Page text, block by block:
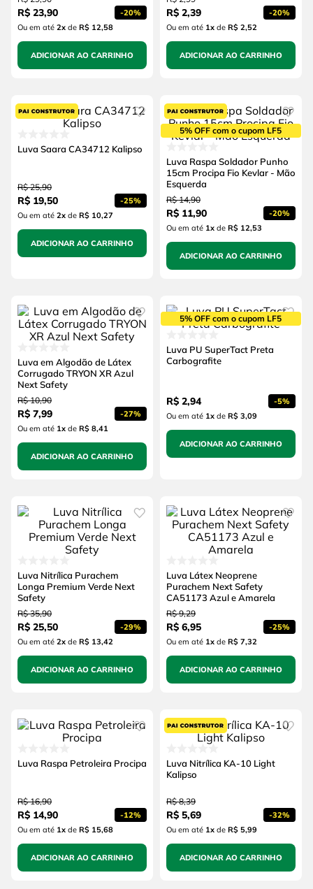
R$ 23,90 -20%
Ou em até 2xde R$ 12,58
ADICIONAR AO CARRINHO
R$ 2,39 -20%
Ou em até 1xde R$ 2,52
ADICIONAR AO CARRINHO
Luva Saara CA34712 Kalipso
R$ 25,90
R$ 19,50 -25%
Ou em até 2xde R$ 10,27
ADICIONAR AO CARRINHO
5% OFF com o cupom LF5
Luva Raspa Soldador Punho
15cm Procipa Fio Kevlar - Mão
Esquerda
R$ 14,90
R$ 11,90 -20%
Ou em até 1xde R$ 12,53
ADICIONAR AO CARRINHO
Luva em Algodão de Látex
Corrugado TRYON XR Azul
Next Safety
R$ 10,90
R$ 7,99 -27%
Ou em até 1xde R$ 8,41
ADICIONAR AO CARRINHO
5% OFF com o cupom LF5
Luva PU SuperTact Preta
Carbografite
R$ 2,94 -5%
Ou em até 1xde R$ 3,09
ADICIONAR AO CARRINHO
Luva Nitrílica Purachem
Longa Premium Verde Next
Safety
R$ 35,90
R$ 25,50 -29%
Ou em até 2xde R$ 13,42
ADICIONAR AO CARRINHO
Luva Látex Neoprene
Purachem Next Safety
CA51173 Azul e Amarela
R$ 9,29
R$ 6,95 -25%
Ou em até 1xde R$ 7,32
ADICIONAR AO CARRINHO
Luva Raspa Petroleira Procipa
R$ 16,90
R$ 14,90 -12%
Ou em até 1xde R$ 15,68
ADICIONAR AO CARRINHO
Luva Nitrílica KA-10 Light
Kalipso
R$ 8,39
R$ 5,69 -32%
Ou em até 1xde R$ 5,99
ADICIONAR AO CARRINHO